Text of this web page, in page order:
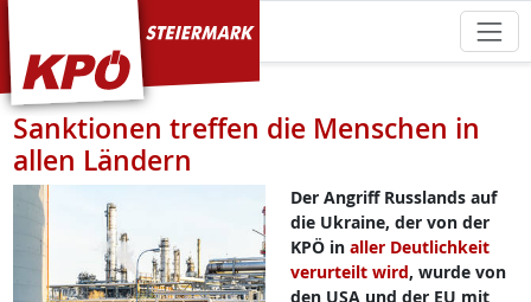
KPÖ Steiermark
Sanktionen treffen die Menschen in
allen Ländern
Der Angriff Russlands auf
die Ukraine, der von der
KPÖ in aller Deutlichkeit
verurteilt wird, wurde von
den USA und der EU mit